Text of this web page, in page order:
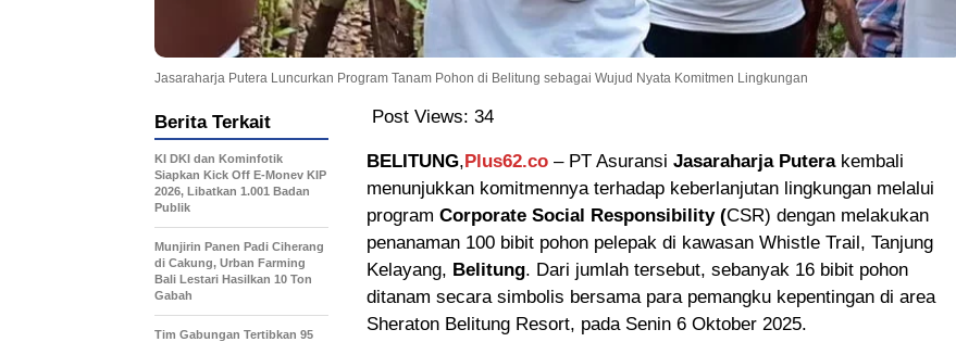
Jasaraharja Putera Luncurkan Program Tanam Pohon di Belitung sebagai Wujud Nyata Komitmen Lingkungan
Post Views: 34
BELITUNG,Plus62.co – PT Asuransi Jasaraharja Puterakembali
menunjukkan komitmennya terhadap keberlanjutan lingkungan melalui
program Corporate Social Responsibility (CSR) dengan melakukan
penanaman 100 bibit pohon pelepak di kawasan Whistle Trail, Tanjung
Kelayang, Belitung. Dari jumlah tersebut, sebanyak 16 bibit pohon
ditanam secara simbolis bersama para pemangku kepentingan di area
Sheraton Belitung Resort, pada Senin 6 Oktober 2025.
Berita Terkait
KI DKI dan Kominfotik
Siapkan Kick Off E-Monev KIP
2026, Libatkan 1.001 Badan
Publik
Munjirin Panen Padi Ciherang
di Cakung, Urban Farming
Bali Lestari Hasilkan 10 Ton
Gabah
Tim Gabungan Tertibkan 95